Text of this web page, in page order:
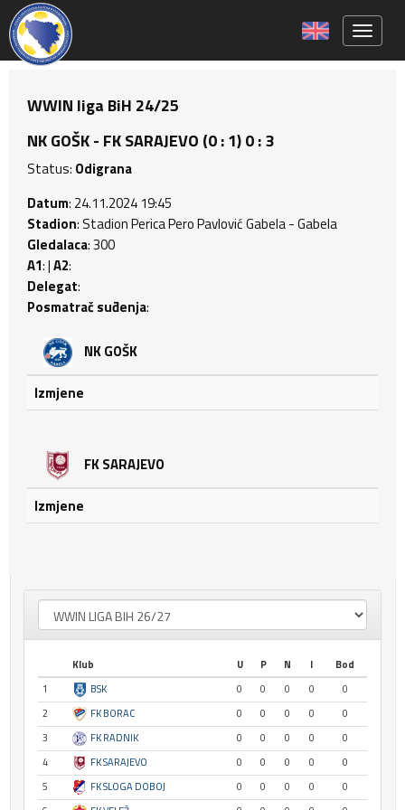
WWIN liga BiH 24/25
NK GOŠK - FK SARAJEVO (0 : 1) 0 : 3
Status: Odigrana
Datum: 24.11.2024 19:45
Stadion: Stadion Perica Pero Pavlović Gabela - Gabela
Gledalaca: 300
A1: |A2:
Delegat:
Posmatrač suđenja:
NK GOŠK
Izmjene
FK SARAJEVO
Izmjene
Klub U P N I
Bod
1
BSK 0 0 0 0
0
2
FK BORAC 0 0 0 0
0
3
FK RADNIK 0 0 0 0
0
4
FK SARAJEVO 0 0 0 0
0
5
FK SLOGA DOBOJ 0 0 0 0
0